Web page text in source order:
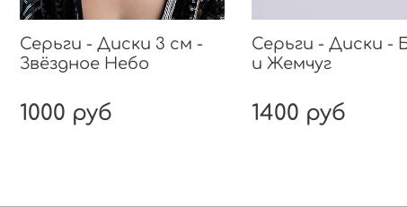
Серьги - Диски 3 см -
Звёздное Небо
1000 руб
Серьги - Диски -
и Жемчуг
1400 руб